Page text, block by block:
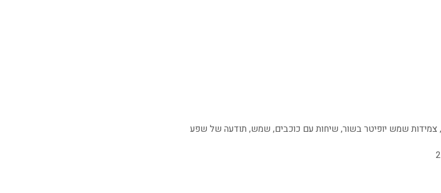
, צמידות שמש יופיטר בשור, שיחות עם כוכבים, שמש, תודעה של שפע